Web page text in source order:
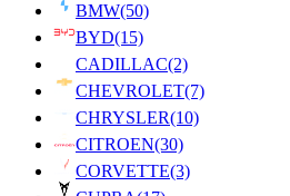
BMW(50)
BYD(15)
CADILLAC(2)
CHEVROLET(7)
CHRYSLER(10)
CITROEN(30)
CORVETTE(3)